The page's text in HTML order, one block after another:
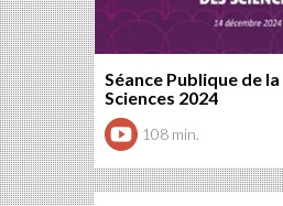
Séance Publique de
Sciences 2024
108 min.